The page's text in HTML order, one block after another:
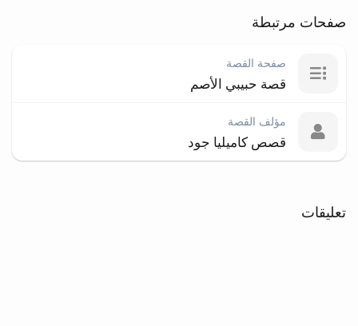
صفحات مرتبطة
صفحة القصة
قصة حبيبي الأصم
مؤلف القصة
قصص كاميليا جود
تعليقات